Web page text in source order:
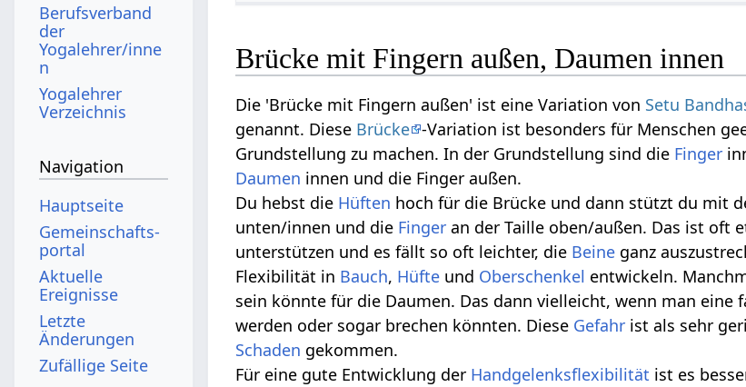
Brücke mit Fingern außen, Daumen innen
Die 'Brücke mit Fingern außen' ist eine Variation von Setu
genannt. Diese Brücke -Variation ist besonders für Menschen
Grundstellung zu machen. In der Grundstellung sind die Finger
Daumen innen und die Finger außen.
Du hebst die Hüften hoch für die Brücke und dann stützt du mit
unten/innen und die Finger an der Taille oben/außen. Das ist oft
unterstützen und es fällt so oft leichter, die Beine ganz
Flexibilität in Bauch, Hüfte und Oberschenkel entwickeln.
sein könnte für die Daumen. Das dann vielleicht, wenn man eine
werden oder sogar brechen könnten. Diese Gefahr ist als sehr
Schaden gekommen.
Für eine gute Entwicklung der Handgelenksflexibilität ist es
Berufsverband
der
Yogalehrer/inne
n
Yogalehrer
Verzeichnis
Navigation
Hauptseite
Gemeinschafts­
portal
Aktuelle
Ereignisse
Letzte
Änderungen
Zufällige Seite